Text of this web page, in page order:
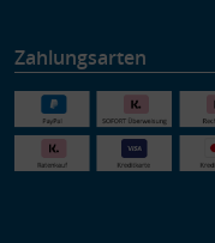
Zahlungsarten